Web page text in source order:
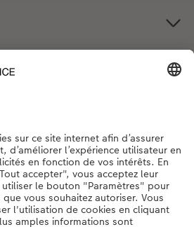
nos produits ou votre commande,
du lundi au dimanche, de 9h00 à 20h00
de téléphone 043 5500 295• 7j/7 • de 9h à